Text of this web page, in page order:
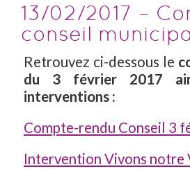
13/02/2017 –
conseil
Retrouvez ci-dessous le
du 3 février 2017
interventions :
Compte-rendu Conseil 3
Intervention Vivons notre